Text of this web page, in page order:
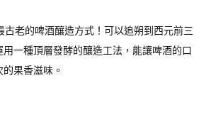
古老的啤酒釀造方式！可以追朔到西元前三
一種頂層發酵的釀造工法，能讓啤酒的口
果香滋味。